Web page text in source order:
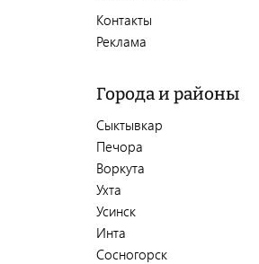
Контакты
Реклама
Города и районы
Сыктывкар
Печора
Воркута
Ухта
Усинск
Инта
Сосногорск